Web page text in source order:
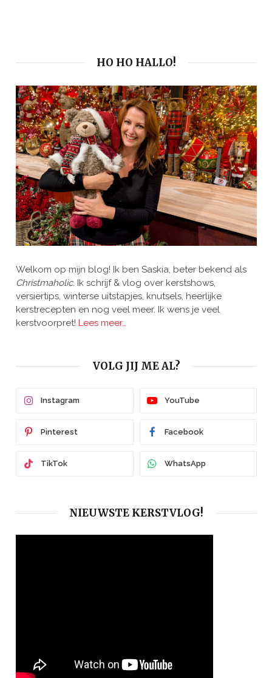
HO HO HALLO!
Welkom op mijn blog! Ik ben Saskia, beter bekend als
Christmaholic. Ik schrijf & vlog over kerstshows,
versiertips, winterse uitstapjes, knutsels, heerlijke
kerstrecepten en nog veel meer. Ik wens je veel
kerstvoorpret! Lees meer…
VOLG JIJ ME AL?
Instagram YouTube
Pinterest Facebook
TikTok WhatsApp
NIEUWSTE KERSTVLOG!